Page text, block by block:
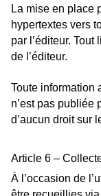
La mise en place
hypertextes vers
par l’éditeur.
de l’éditeur.
Toute information
n’est pas publiée
d’aucun droit sur
Article 6 –
À l’occasion de